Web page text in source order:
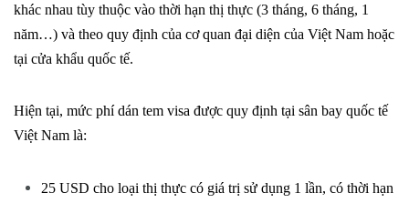
khác nhau tùy thuộc vào thời hạn thị thực (3 tháng, 6 tháng, 1
năm…) và theo quy định của cơ quan đại diện của Việt Nam hoặc
tại cửa khẩu quốc tế.
Hiện tại, mức phí dán tem visa được quy định tại sân bay quốc tế
Việt Nam là:
25 USD cho loại thị thực có giá trị sử dụng 1 lần, có thời hạn